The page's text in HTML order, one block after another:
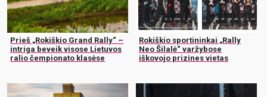
Prieš „Rokiškio Grand Rally“ –
intriga beveik visose Lietuvos
ralio čempionato klasėse
Rokiškio sportininkai „Rally
Neo Šilalė“ varžybose
iškovojo prizines vietas